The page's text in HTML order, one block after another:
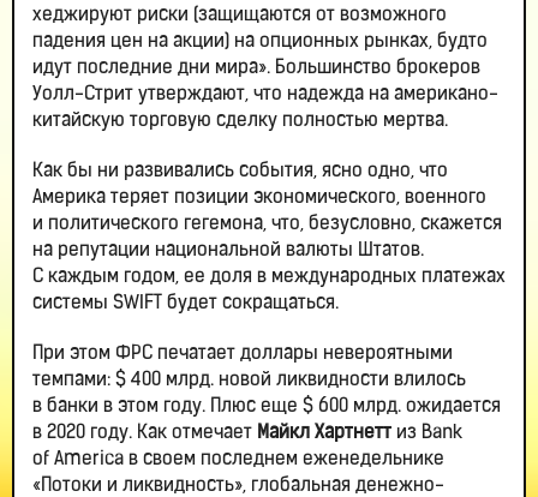
хеджируют риски (защищаются от возможного
падения цен на акции) на опционных рынках, будто
идут последние дни мира». Большинство брокеров
Уолл-Стрит утверждают, что надежда на американо-
китайскую торговую сделку полностью мертва.
Как бы ни развивались события, ясно одно, что
Америка теряет позиции экономического, военного
и политического гегемона, что, безусловно, скажется
на репутации национальной валюты Штатов.
С каждым годом, ее доля в международных платежах
системы SWIFT будет сокращаться.
При этом ФРС печатает доллары невероятными
темпами: $ 400 млрд. новой ликвидности влилось
в банки в этом году. Плюс еще $ 600 млрд. ожидается
в 2020 году. Как отмечает Майкл Хартнетт из Bank
of America в своем последнем еженедельнике
«Потоки и ликвидность», глобальная денежно-